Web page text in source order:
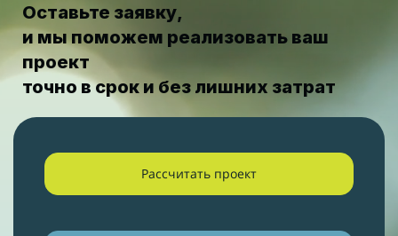
Оставьте заявку,
и мы поможем реализовать ваш
проект
точно в срок и без лишних затрат
Рассчитать проект